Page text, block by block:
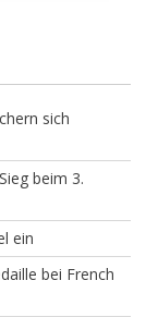
sich
beim 3.
ein
bei French